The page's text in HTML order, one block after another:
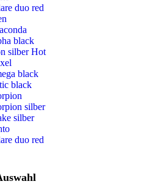
duo red
black
silberHot
black
black
silber
silber
duo red